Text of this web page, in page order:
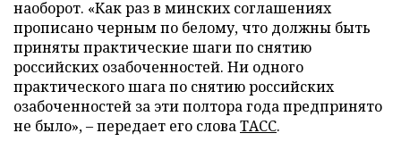
наоборот. «Как раз в минских соглашениях
прописано черным по белому, что должны быть
приняты практические шаги по снятию
российских озабоченностей. Ни одного
практического шага по снятию российских
озабоченностей за эти полтора года предпринято
не было», – передает его словаТАСС.